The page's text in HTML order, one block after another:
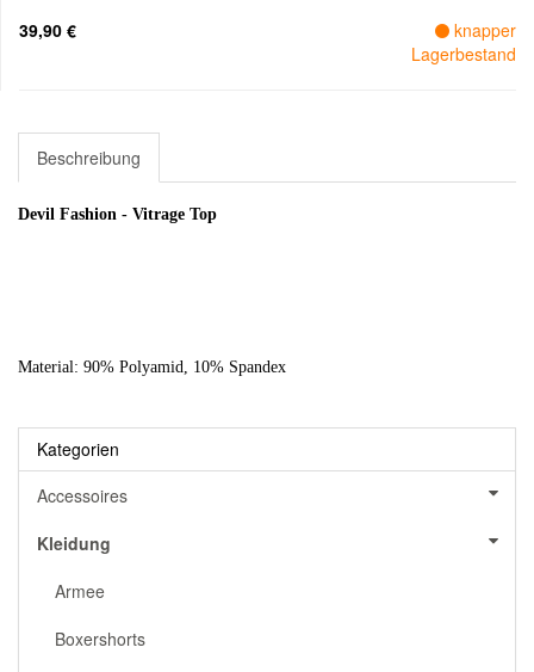
39,90 €
knapper
Lagerbestand
Beschreibung
Devil Fashion - Vitrage Top
Material: 90% Polyamid, 10% Spandex
Kategorien
Accessoires
Kleidung
Armee
Boxershorts